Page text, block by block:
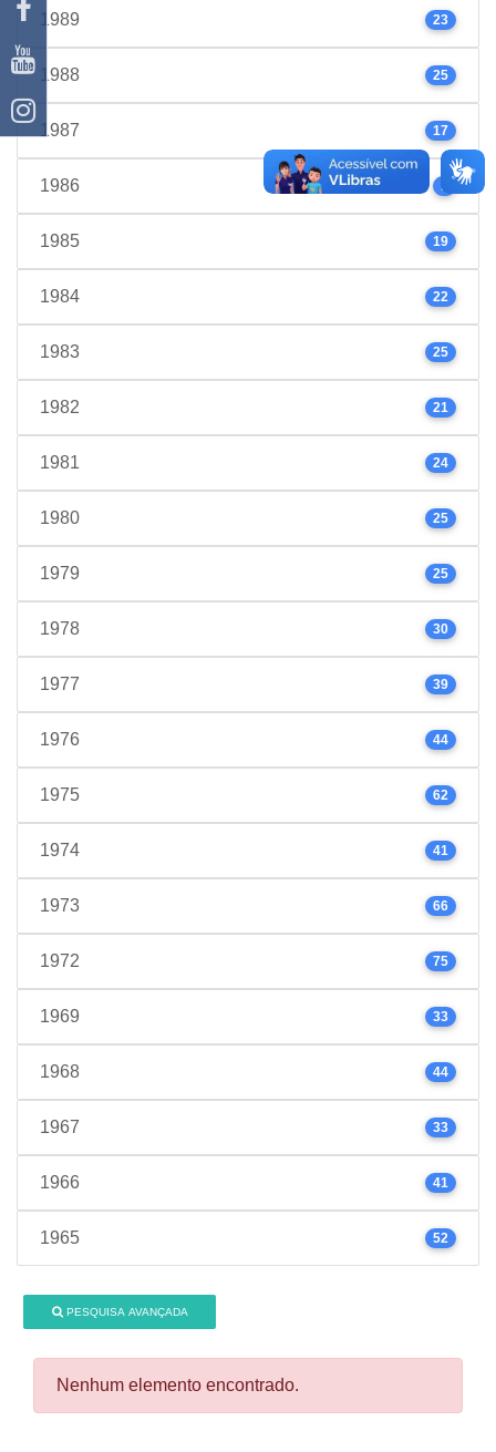
1989 23
1988 25
1987 17
1986 9
1985 19
1984 22
1983 25
1982 21
1981 24
1980 25
1979 25
1978 30
1977 39
1976 44
1975 62
1974 41
1973 66
1972 75
1969 33
1968 44
1967 33
1966 41
1965 52
PESQUISA AVANÇADA
Nenhum elemento encontrado.